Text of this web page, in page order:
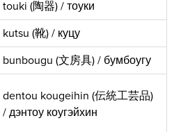
touki (陶器) / тоуки
kutsu (靴) / куцу
bunbougu (文房具) / бумбоугу
dentou kougeihin (伝統工芸品)
/ дэнтоу коугэйхин